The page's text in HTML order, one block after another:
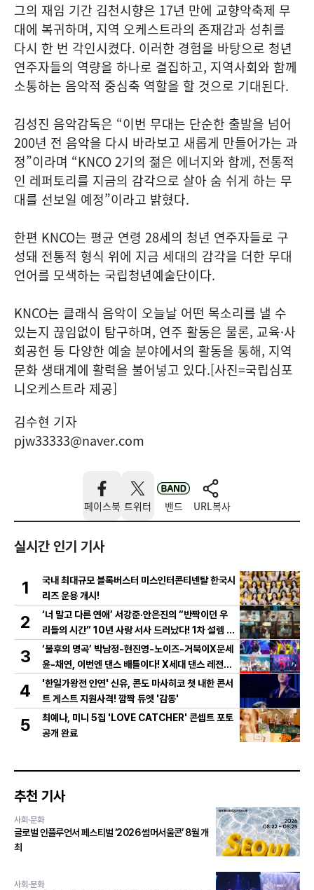
그의 재임 기간 김천시향은 17년 만에 교향악축제 무
대에 복귀하며, 지역 오케스트라의 존재감과 성취를
다시 한 번 각인시켰다. 이러한 경험을 바탕으로 청년
연주자들의 역량을 하나로 결집하고, 지역사회와 함께
소통하는 음악적 중심축 역할을 할 것으로 기대된다.
김성진 음악감독은 “이번 무대는 단순한 출발을 넘어
200년 전 음악을 다시 바라보고 새롭게 만들어가는 과
정”이라며 “KNCO 2기의 젊은 에너지와 함께, 전통적
인 레퍼토리를 지금의 감각으로 살아 숨 쉬게 하는 무
대를 선보일 예정”이라고 밝혔다.
한편 KNCO는 평균 연령 28세의 청년 연주자들로 구
성돼 전통적 형식 위에 지금 세대의 감각을 더한 무대
언어를 모색하는 국립청년예술단이다.
KNCO는 클래식 음악이 오늘날 어떤 목소리를 낼 수
있는지 끊임없이 탐구하며, 연주 활동은 물론, 교육·사
회공헌 등 다양한 예술 분야에서의 활동을 통해, 지역
문화 생태계에 활력을 불어넣고 있다.[사진=국립심포
니오케스트라 제공]
김수현 기자
pjw33333@naver.com
페이스북 트위터 밴드 URL복사
실시간 인기 기사
1
국내 최대규모 블록버스터 미스인터콘티넨탈 한국시
리즈 운용 개시!
2
‘너 말고 다른 연애’ 서강준·안은진의 “반짝이던 우
리들의 시간” 10년 사랑 서사 드러났다! 1차 설렘 티
저 영상 공개!
3
‘불후의 명곡’ 박남정-현진영-노이즈-거북이X문세
윤-채연, 이번엔 댄스 배틀이다! X세대 댄스 레전드
총출동! 댄스 본능 깨운다!
4
'한일가왕전 인연' 신유, 콘도 마사히코 첫 내한 콘서
트 게스트 지원사격! 깜짝 듀엣 '감동'
5
최예나, 미니 5집 'LOVE CATCHER' 콘셉트 포토
공개 완료
추천 기사
사회·문화
글로벌 인플루언서 페스티벌 ‘2026 썸머서울콘’ 8월 개
최
사회·문화